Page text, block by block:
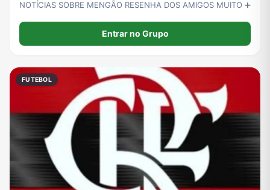
NOTÍCIAS SOBRE MENGÃO RESENHA DOS AMIGOS MUITO ➕
Entrar no Grupo
FUTEBOL